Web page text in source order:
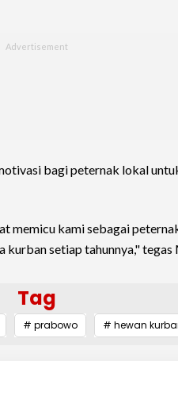
bagi peternak lokal
memicu kami sebagai
kurban setiap tahunnya,"
Tag
# prabowo # hewan